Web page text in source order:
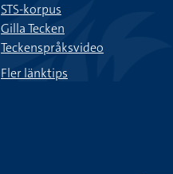
STS-korpus
Gilla Tecken
Teckenspråksvideo
Fler länktips